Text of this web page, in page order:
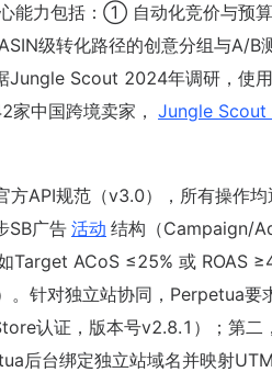
能力包括：① 自动化竞价与预算
级转化路径的创意分组与A/
Jungle Scout 2024年调研，使
中国跨境卖家， Jungle Scout
API规范（v3.0），所有操作
SB广告活动 结构（Campaign/
Target ACoS ≤25% 或 ROAS
。针对独立站协同，Perpetua
认证，版本号v2.8.1）；第
后台绑定独立站域名并映射